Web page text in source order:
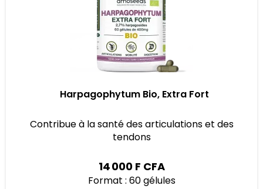
Harpagophytum Bio, Extra Fort
Contribue à la santé des articulations et des
tendons
14 000 F CFA
Format : 60 gélules